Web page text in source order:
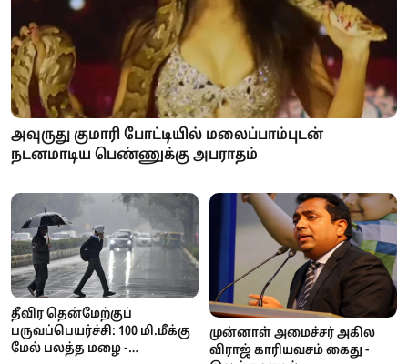
அவுருது குமாரி போட்டியில் மலைப்பாம்புடன்
நடனமாடிய பெண்ணுக்கு அபராதம்
தீவிர தென்மேற்குப்
பருவப்பெயர்ச்சி: 100 மி.மீக்கு
மேல் பலத்த மழை -
முன்னாள் அமைச்சர் அகில
விராஜ் காரியவசம் கைது -